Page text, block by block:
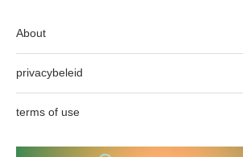
About
privacybeleid
terms of use